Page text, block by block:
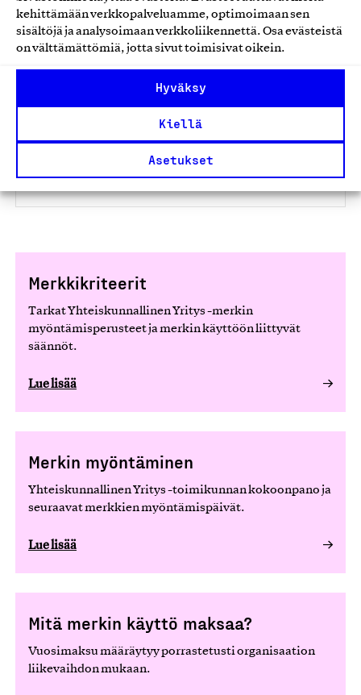
kehittämään verkkopalveluamme, optimoimaan sen
sisältöjä ja analysoimaan verkkoliikennettä. Osa evästeistä
on välttämättömiä, jotta sivut toimisivat oikein.
Hyväksy
Kiellä
Asetukset
Hyväksyntietosuojaehdot
Tietosuojaselosteja
voimassa. Lähettäessäni tiedot, hyväksyn nämä ehdot.
Merkkikriteerit
Tarkat Yhteiskunnallinen Yritys -merkin
myöntämisperusteet ja merkin käyttöön liittyvät
säännöt.
Lue lisää
Merkin myöntäminen
Yhteiskunnallinen Yritys -toimikunnan kokoonpano ja
seuraavat merkkien myöntämispäivät.
Lue lisää
Mitä merkin käyttö maksaa?
Vuosimaksu määräytyy porrastetusti organisaation
liikevaihdon mukaan.